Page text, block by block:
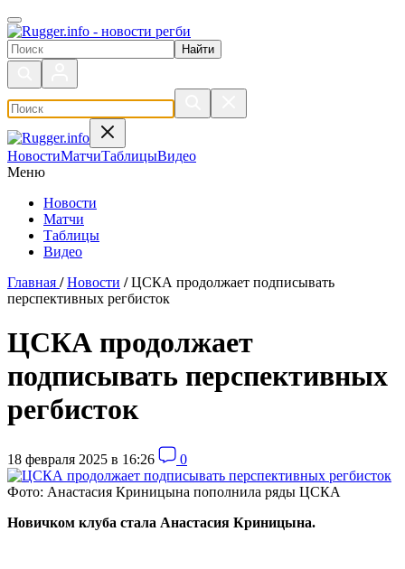
Поиск по сайту
НовостиМатчиТаблицыВидео
Меню
Новости
Матчи
Таблицы
Видео
Главная / Новости / ЦСКА продолжает подписывать
перспективных регбисток
ЦСКА продолжает
подписывать перспективных
регбисток
18 февраля 2025 в 16:26 0
Фото: Анастасия Криницына пополнила ряды ЦСКА
Новичком клуба стала Анастасия Криницына.